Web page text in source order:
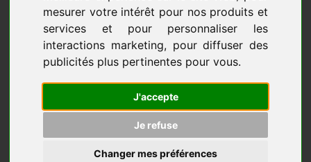
mesurer votre intérêt pour nos produits et
services et pour personnaliser les
interactions marketing, pour diffuser des
publicités plus pertinentes pour vous.
J'accepte
Je refuse
Changer mes préférences
d'une efficacité redoutable
face aux salissures les plus
tenaces.
Les nettoyeurs haute pression Karcher Pro Eau Chaude
sont robustes et présentent des avantages sérieux pour un
nettoyage encore plus efficace.
CleanMarket est partenaire agréé Karcher Pro.